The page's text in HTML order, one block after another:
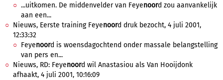
...uitkomen. De middenvelder van Feyenoord zou aanvankelijk
aan een...
Nieuws, Eerste training Feyenoord druk bezocht, 4 juli 2001,
12:33:32
Feyenoord is woensdagochtend onder massale belangstelling
van pers en...
Nieuws, RD: Feyenoord wil Anastasiou als Van Hooijdonk
afhaakt, 4 juli 2001, 10:16:09